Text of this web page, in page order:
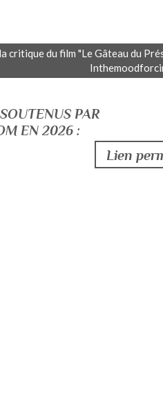
critique du film "Le Gâteau du
PAR
EN 2026 :
Lien